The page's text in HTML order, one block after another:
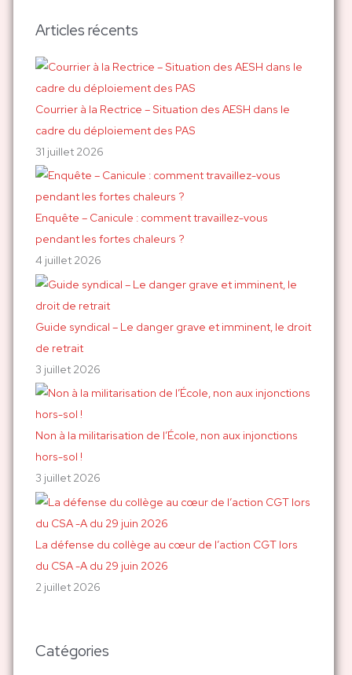
h
r
c
h
e
r
:
Articles récents
Courrier à la Rectrice – Situation des AESH dans le
cadre du déploiement des PAS
31 juillet 2026
Enquête – Canicule : comment travaillez-vous
pendant les fortes chaleurs ?
4 juillet 2026
Guide syndical – Le danger grave et imminent, le droit
de retrait
3 juillet 2026
Non à la militarisation de l’École, non aux injonctions
hors-sol !
3 juillet 2026
La défense du collège au cœur de l’action CGT lors
du CSA -A du 29 juin 2026
2 juillet 2026
Catégories